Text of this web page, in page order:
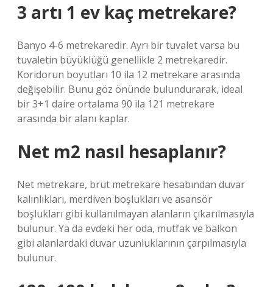
3 artı 1 ev kaç metrekare?
Banyo 4-6 metrekaredir. Ayrı bir tuvalet varsa bu
tuvaletin büyüklüğü genellikle 2 metrekaredir.
Koridorun boyutları 10 ila 12 metrekare arasında
değişebilir. Bunu göz önünde bulundurarak, ideal
bir 3+1 daire ortalama 90 ila 121 metrekare
arasında bir alanı kaplar.
Net m2 nasıl hesaplanır?
Net metrekare, brüt metrekare hesabından duvar
kalınlıkları, merdiven boşlukları ve asansör
boşlukları gibi kullanılmayan alanların çıkarılmasıyla
bulunur. Ya da evdeki her oda, mutfak ve balkon
gibi alanlardaki duvar uzunluklarının çarpılmasıyla
bulunur.